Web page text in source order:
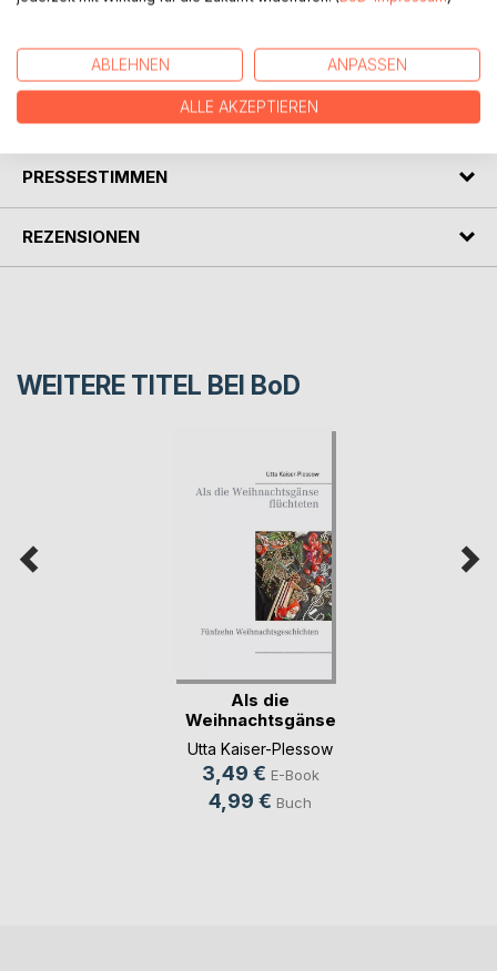
Neun Kurzgeschichten versprechen neunmal spannende
Lesen Sie selbst!
PRESSESTIMMEN
REZENSIONEN
WEITERE TITEL BEI BoD
Als die
Weihnachtsgänse
flüchteten
Utta Kaiser-Plessow
3,49 € E-Book
4,99 € Buch
ABLEHNEN ANPASSEN
ALLE AKZEPTIEREN